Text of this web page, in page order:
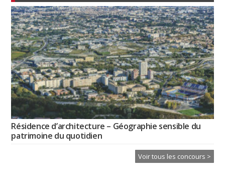
Résidence d’architecture – Géographie sensible du
patrimoine du quotidien
Voir tous les concours >